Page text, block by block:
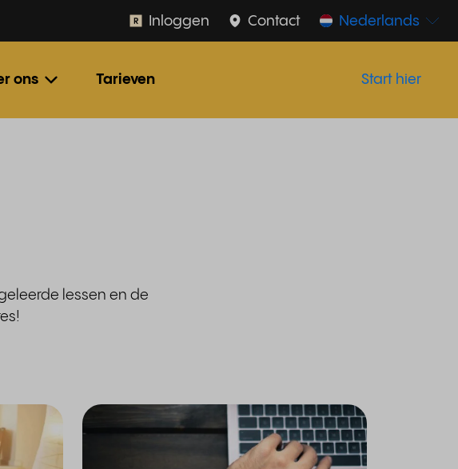
ons Tarieven
Nederlands
Contact
Inloggen
Start hier
lessen en de